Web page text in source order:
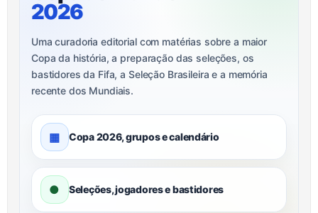
2026
Uma curadoria editorial com matérias sobre a maior
Copa da história, a preparação das seleções, os
bastidores da Fifa, a Seleção Brasileira e a memória
recente dos Mundiais.
▦ Copa 2026, grupos e calendário
● Seleções, jogadores e bastidores